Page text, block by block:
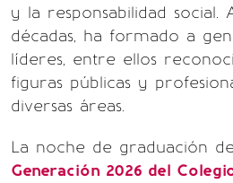
y la responsabilidad social.
décadas, ha formado a
líderes, entre ellos
figuras públicas y
diversas áreas.
La noche de graduación
Generación 2026 del